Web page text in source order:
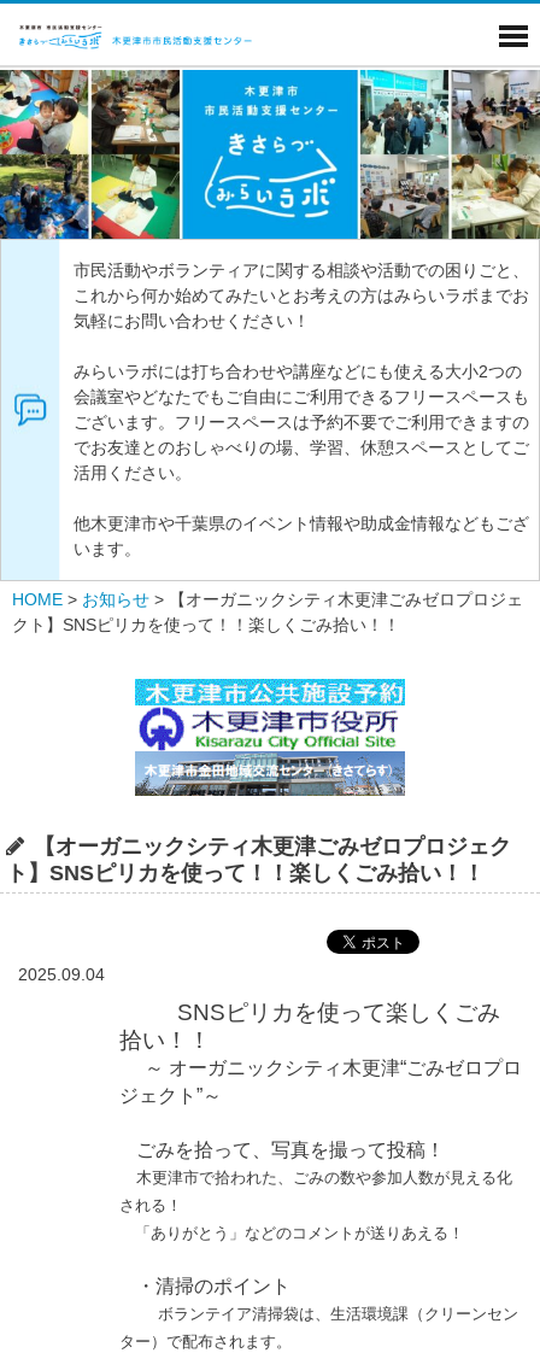
市民活動やボランティアに関する相談や活動での困りごと、
これから何か始めてみたいとお考えの方はみらいラボまでお
気軽にお問い合わせください！
みらいラボには打ち合わせや講座などにも使える大小2つの
会議室やどなたでもご自由にご利用できるフリースペースも
ございます。フリースペースは予約不要でご利用できますの
でお友達とのおしゃべりの場、学習、休憩スペースとしてご
活用ください。
他木更津市や千葉県のイベント情報や助成金情報などもござ
います。
HOME > お知らせ >
【オーガニックシティ木更津ごみゼロプロジェ
クト】SNSピリカを使って！！楽しくごみ拾い！！
【オーガニックシティ木更津ごみゼロプロジェク
ト】SNSピリカを使って！！楽しくごみ拾い！！
2025.09.04
SNSピリカを使って楽しくごみ
拾い！！
～ オーガニックシティ木更津“ごみゼロプロ
ジェクト”～
ごみを拾って、写真を撮って投稿！
木更津市で拾われた、ごみの数や参加人数が見える化
される！
「ありがとう」などのコメントが送りあえる！
・ 清掃のポイント
ボランテイア清掃袋は、生活環境課（クリーンセン
ター） で配布されます。